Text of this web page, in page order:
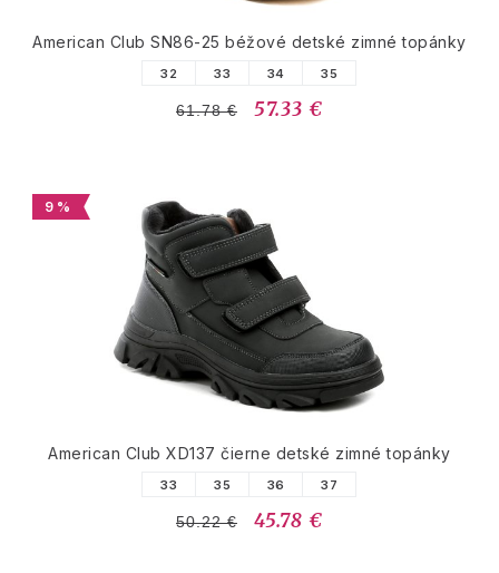
American Club SN86-25 béžové detské zimné topánky
32 33 34 35
61.78 € 57.33 €
9 %
American Club XD137 čierne detské zimné topánky
33 35 36 37
50.22 € 45.78 €